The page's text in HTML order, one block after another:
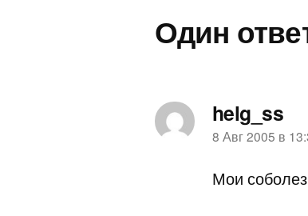
записямОдин
helg_ss
пишет:
8 Авг 2005 в
Мои